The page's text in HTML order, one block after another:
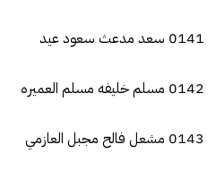
0141 سعد مدعث سعود عيد
0142 مسلم خليفه مسلم العميره
0143 مشعل فالح مجبل العازمي